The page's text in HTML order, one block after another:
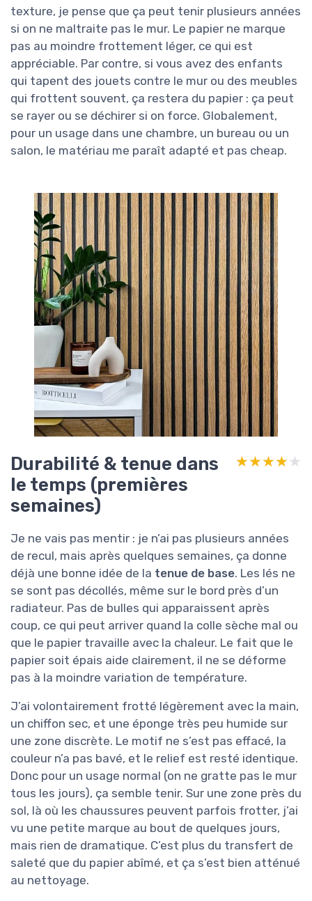
texture, je pense que ça peut tenir plusieurs années
si on ne maltraite pas le mur. Le papier ne marque
pas au moindre frottement léger, ce qui est
appréciable. Par contre, si vous avez des enfants
qui tapent des jouets contre le mur ou des meubles
qui frottent souvent, ça restera du papier : ça peut
se rayer ou se déchirer si on force. Globalement,
pour un usage dans une chambre, un bureau ou un
salon, le matériau me paraît adapté et pas cheap.
Durabilité & tenue dans
le temps (premières
semaines)
★★★★★
★★★★★
Je ne vais pas mentir : je n’ai pas plusieurs années
de recul, mais après quelques semaines, ça donne
déjà une bonne idée de la tenue de base. Les lés ne
se sont pas décollés, même sur le bord près d’un
radiateur. Pas de bulles qui apparaissent après
coup, ce qui peut arriver quand la colle sèche mal ou
que le papier travaille avec la chaleur. Le fait que le
papier soit épais aide clairement, il ne se déforme
pas à la moindre variation de température.
J’ai volontairement frotté légèrement avec la main,
un chiffon sec, et une éponge très peu humide sur
une zone discrète. Le motif ne s’est pas effacé, la
couleur n’a pas bavé, et le relief est resté identique.
Donc pour un usage normal (on ne gratte pas le mur
tous les jours), ça semble tenir. Sur une zone près du
sol, là où les chaussures peuvent parfois frotter, j’ai
vu une petite marque au bout de quelques jours,
mais rien de dramatique. C’est plus du transfert de
saleté que du papier abîmé, et ça s’est bien atténué
au nettoyage.